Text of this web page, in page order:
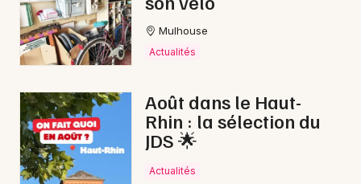
Mulhouse
Actualités
Août dans le Haut-
Rhin : la sélection du
JDS 🌟
Actualités